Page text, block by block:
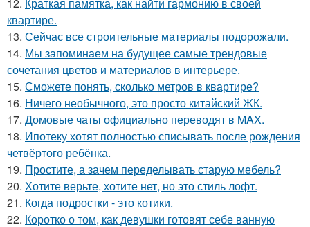
квартире.
13. Сейчас все строительные материалы подорожали.
14. Мы запоминаем на будущее самые трендовые
сочетания цветов и материалов в интерьере.
15. Сможете понять, сколько метров в квартире?
16. Ничего необычного, это просто китайский ЖК.
17. Домовые чаты официально переводят в MAX.
18. Ипотеку хотят полностью списывать после рождения
четвёртого ребёнка.
19. Простите, а зачем переделывать старую мебель?
20. Хотите верьте, хотите нет, но это стиль лофт.
21. Когда подростки - это котики.
22. Коротко о том, как девушки готовят себе ванную